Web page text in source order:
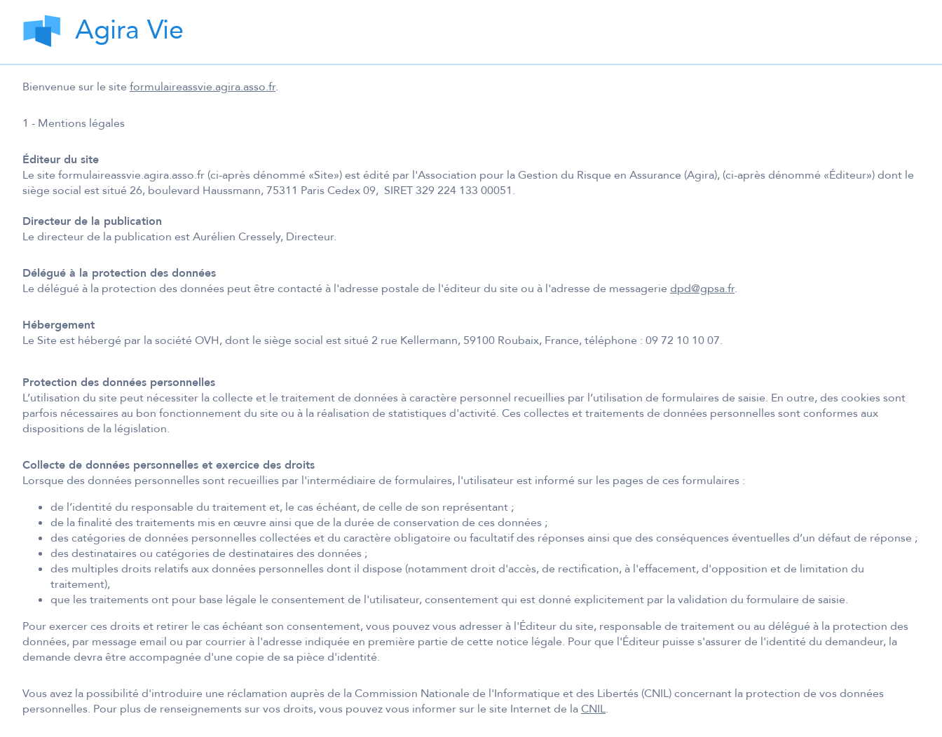
Agira Vie
Bienvenue sur le site formulaireassvie.agira.asso.fr.
1 - Mentions légales
Éditeur du site
Le site formulaireassvie.agira.asso.fr (ci-après dénommé «Site») est édité par l'Association pour la Gestion du Risque en Assurance (Agira), (ci-après dénommé «Éditeur») dont le
siège social est situé 26, boulevard Haussmann, 75311 Paris Cedex 09, SIRET 329 224 133 00051.
Directeur de la publication
Le directeur de la publication est Aurélien Cressely, Directeur.
Délégué à la protection des données
Le délégué à la protection des données peut être contacté à l'adresse postale de l'éditeur du site ou à l'adresse de messagerie dpd@gpsa.fr.
Hébergement
Le Site est hébergé par la société OVH, dont le siège social est situé 2 rue Kellermann, 59100 Roubaix, France, téléphone : 09 72 10 10 07.
Protection des données personnelles
L’utilisation du site peut nécessiter la collecte et le traitement de données à caractère personnel recueillies par l’utilisation de formulaires de saisie. En outre, des cookies sont
parfois nécessaires au bon fonctionnement du site ou à la réalisation de statistiques d'activité. Ces collectes et traitements de données personnelles sont conformes aux
dispositions de la législation.
Collecte de données personnelles et exercice des droits
Lorsque des données personnelles sont recueillies par l'intermédiaire de formulaires, l'utilisateur est informé sur les pages de ces formulaires :
de l’identité du responsable du traitement et, le cas échéant, de celle de son représentant ;
de la finalité des traitements mis en œuvre ainsi que de la durée de conservation de ces données ;
des catégories de données personnelles collectées et du caractère obligatoire ou facultatif des réponses ainsi que des conséquences éventuelles d’un défaut de réponse ;
des destinataires ou catégories de destinataires des données ;
des multiples droits relatifs aux données personnelles dont il dispose (notamment droit d'accès, de rectification, à l'effacement, d'opposition et de limitation du
traitement),
que les traitements ont pour base légale le consentement de l'utilisateur, consentement qui est donné explicitement par la validation du formulaire de saisie.
Pour exercer ces droits et retirer le cas échéant son consentement, vous pouvez vous adresser à l'Éditeur du site, responsable de traitement ou au délégué à la protection des
données, par message email ou par courrier à l'adresse indiquée en première partie de cette notice légale. Pour que l'Éditeur puisse s'assurer de l'identité du demandeur, la
demande devra être accompagnée d'une copie de sa pièce d'identité.
Vous avez la possibilité d'introduire une réclamation auprès de la Commission Nationale de l'Informatique et des Libertés (CNIL) concernant la protection de vos données
personnelles. Pour plus de renseignements sur vos droits, vous pouvez vous informer sur le site Internet de laCNIL.